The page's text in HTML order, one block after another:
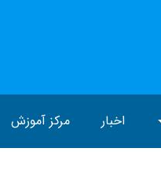
اخبار مرکز آموزش